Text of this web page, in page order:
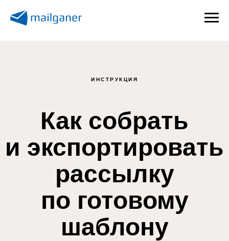
ИНСТРУКЦИЯ
Как собрать
и экспортировать
рассылку
по готовому
шаблону